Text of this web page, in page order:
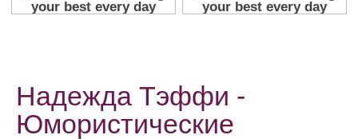
Надежда Тэффи -
Юмористические